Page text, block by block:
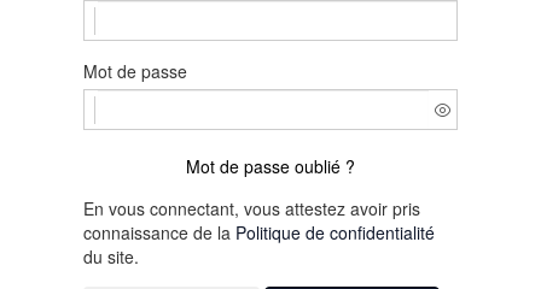
Mot de passe
Mot de passe oublié ?
En vous connectant, vous attestez avoir pris
connaissance de la Politique de confidentialité
du site.